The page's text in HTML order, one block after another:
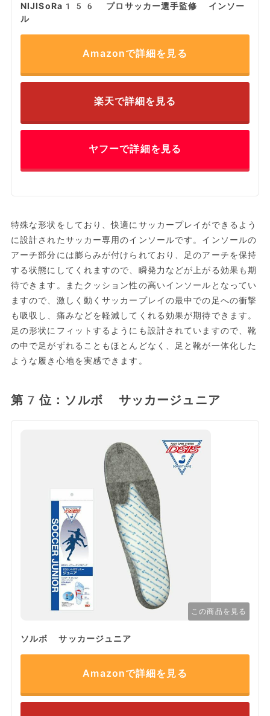
NIJISoRa156 プロサッカー選手監修 インソー
ル
Amazonで詳細を見る
楽天で詳細を見る
ヤフーで詳細を見る
特殊な形状をしており、快適にサッカープレイができるよう
に設計されたサッカー専用のインソールです。インソールの
アーチ部分には膨らみが付けられており、足のアーチを保持
する状態にしてくれますので、瞬発力などが上がる効果も期
待できます。またクッション性の高いインソールとなってい
ますので、激しく動くサッカープレイの最中での足への衝撃
も吸収し、痛みなどを軽減してくれる効果が期待できます。
足の形状にフィットするようにも設計されていますので、靴
の中で足がずれることもほとんどなく、足と靴が一体化した
ような履き心地を実感できます。
第7位：ソルボ サッカージュニア
この商品を見る
ソルボ サッカージュニア
Amazonで詳細を見る